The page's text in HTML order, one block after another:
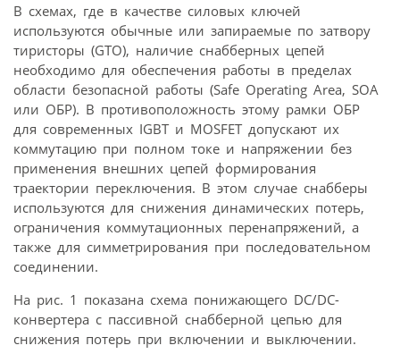
В схемах, где в качестве силовых ключей
используются обычные или запираемые по затвору
тиристоры (GTO), наличие снабберных цепей
необходимо для обеспечения работы в пределах
области безопасной работы (Safe Operating Area, SOA
или ОБР). В противоположность этому рамки ОБР
для современных IGBT и MOSFET допускают их
коммутацию при полном токе и напряжении без
применения внешних цепей формирования
траектории переключения. В этом случае снабберы
используются для снижения динамических потерь,
ограничения коммутационных перенапряжений, а
также для симметрирования при последовательном
соединении.
На рис. 1 показана схема понижающего DC/DC-
конвертера с пассивной снабберной цепью для
снижения потерь при включении и выключении.